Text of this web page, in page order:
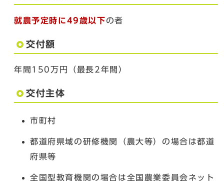
就農予定時に49歳以下の者
交付額
年間150万円（最長2年間）
交付主体
市町村
都道府県域の研修機関（農大等）の場合は都道
府県等
全国型教育機関の場合は全国農業委員会ネット